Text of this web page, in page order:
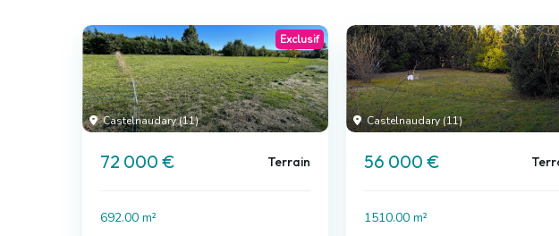
Castelnaudary (11)
Exclusif
72 000 € Terrain
692.00 m²
Castelnaudary (11)
56 000 €
1510.00 m²